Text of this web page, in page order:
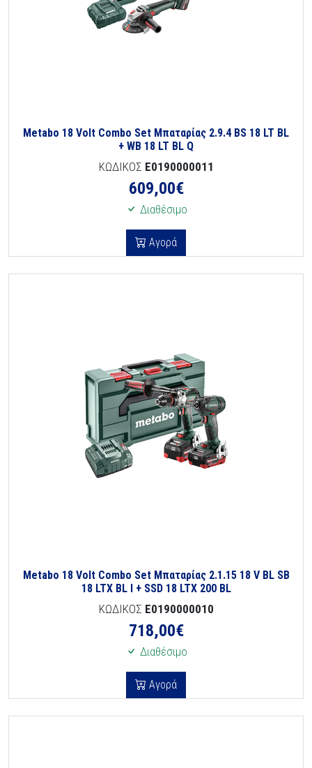
Metabo 18 Volt Combo Set Μπαταρίας 2.9.4 BS 18 LT BL
+ WB 18 LT BL Q
ΚΩΔΙΚΟΣ E0190000011
609,00€
Διαθέσιμο
Αγορά
Metabo 18 Volt Combo Set Μπαταρίας 2.1.15 18 V BL SB
18 LTX BL I + SSD 18 LTX 200 BL
ΚΩΔΙΚΟΣ E0190000010
718,00€
Διαθέσιμο
Αγορά